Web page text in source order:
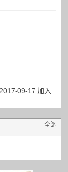
2017-09-17 加入
全部